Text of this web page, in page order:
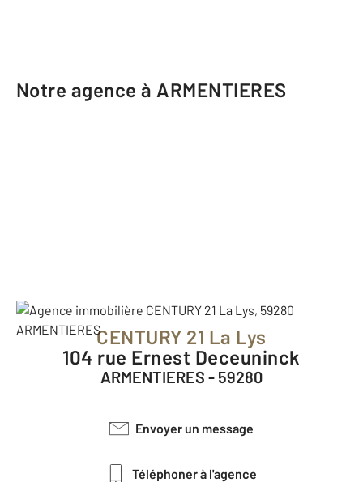
Notre agence à ARMENTIERES
CENTURY 21 La Lys
104 rue Ernest Deceuninck
ARMENTIERES - 59280
Envoyer un message
Téléphoner à l'agence